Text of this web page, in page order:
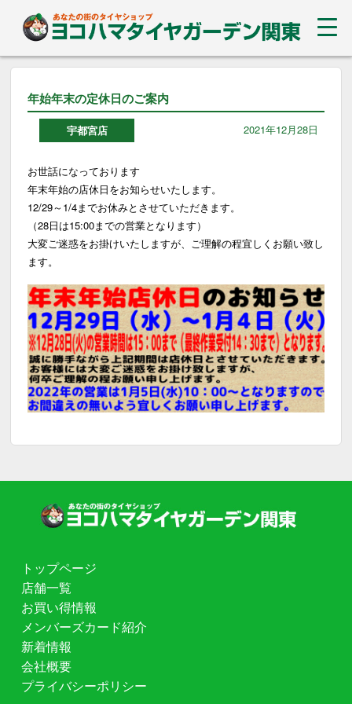
年始年末の定休日のご案内
宇都宮店 2021年12月28日
お世話になっております
年末年始の店休日をお知らせいたします。
12/29～1/4までお休みとさせていただきます。
（28日は15:00までの営業となります）
大変ご迷惑をお掛けいたしますが、ご理解の程宜しくお願い致し
ます。
トップページ
店舗一覧
お買い得情報
メンバーズカード紹介
新着情報
会社概要
プライバシーポリシー